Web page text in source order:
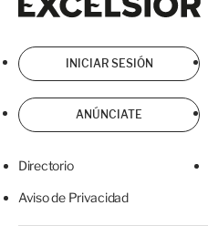
INICIAR SESIÓN
ANÚNCIATE
Directorio
Aviso de Privacidad